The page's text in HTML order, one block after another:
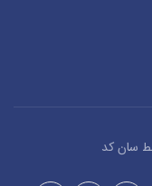
سان کد